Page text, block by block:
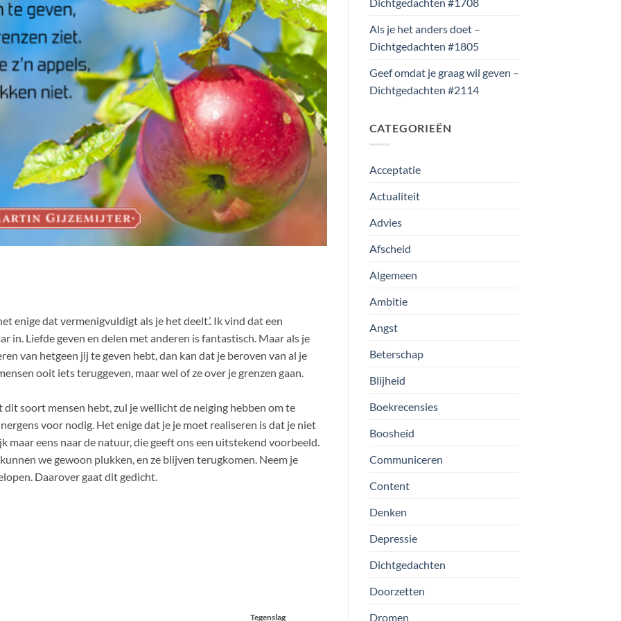
enige dat vermenigvuldigt als je het deelt.’. Ik vind dat een
in. Liefde geven en delen met anderen is fantastisch. Maar als je
van hetgeen jij te geven hebt, dan kan dat je beroven van al je
ooit iets teruggeven, maar wel of ze over je grenzen gaan.
soort mensen hebt, zul je wellicht de neiging hebben om te
voor nodig. Het enige dat je je moet realiseren is dat je niet
maar eens naar de natuur, die geeft ons een uitstekend voorbeeld.
we gewoon plukken, en ze blijven terugkomen. Neem je
Daarover gaat dit gedicht.
Tegenslag
Als je het anders doet –
Dichtgedachten #1805
Geef omdat je graag wil geven –
Dichtgedachten #2114
CATEGORIEËN
Acceptatie
Actualiteit
Advies
Afscheid
Algemeen
Ambitie
Angst
Beterschap
Blijheid
Boekrecensies
Boosheid
Communiceren
Content
Denken
Depressie
Dichtgedachten
Doorzetten
Dromen